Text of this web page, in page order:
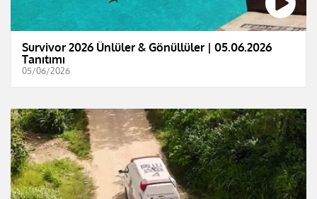
Survivor 2026 Ünlüler & Gönüllüler | 05.06.2026
Tanıtımı
05/06/2026